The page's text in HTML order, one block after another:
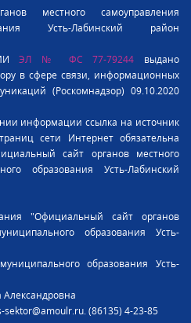
местного самоуправления
Усть-Лабинский район
ЭЛ № ФС 77-79244 выдано
в сфере связи, информационных
(Роскомнадзор) 09.10.2020
информации ссылка на источник
сети Интернет обязательна
сайт органов местного
образования Усть-Лабинский
"Официальный сайт органов
образования Усть-
образования Усть-
Александровна
(86135) 4-23-85